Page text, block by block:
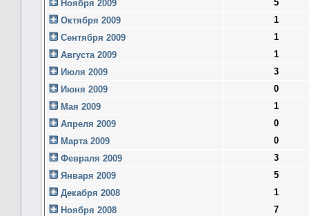
Ноября 2009
5
Октября 2009
1
Сентября 2009
1
Августа 2009
1
Июля 2009
3
Июня 2009
0
Мая 2009
1
Апреля 2009
0
Марта 2009
0
Февраля 2009
3
Января 2009
5
Декабря 2008
1
Ноября 2008
7